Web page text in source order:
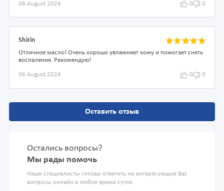
06 August 2024 0 0
Shirin
Отличное масло! Очень хорошо увлажняет кожу и помогает снять
воспаления. Рекомендую!
06 August 2024 0 0
Оставить отзыв
Остались вопросы?
Мы рады помочь
Наши специалисты готовы ответить на интересующие Вас
вопросы онлайн в любое время суток.